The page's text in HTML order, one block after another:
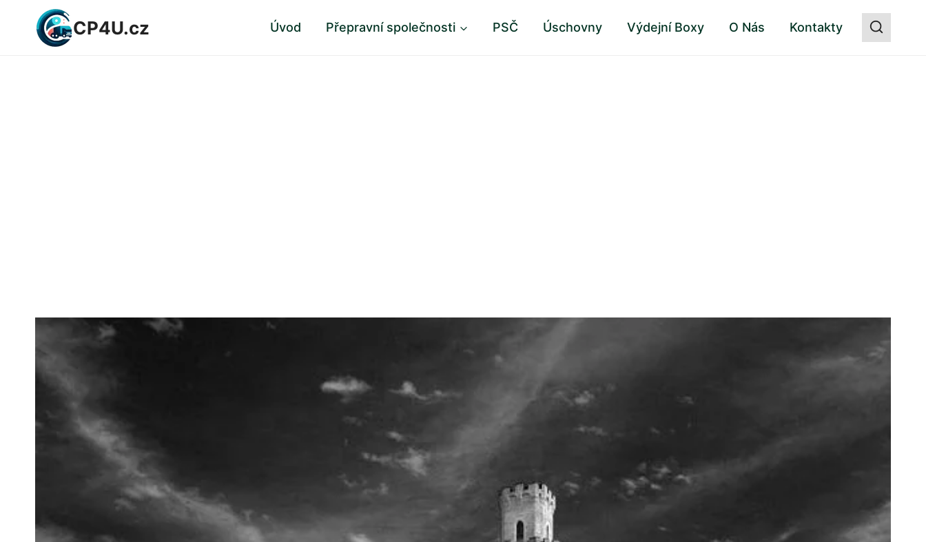
Přeskočit
CP4U.cz Úvod Přepravní společnosti PSČ Úschovny Výdejní Boxy O Nás Kontakty